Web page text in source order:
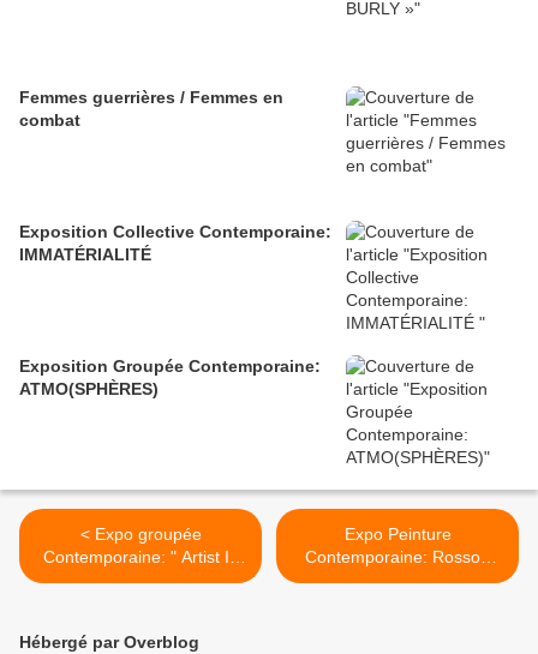
Femmes guerrières / Femmes en
combat
Exposition Collective Contemporaine:
IMMATÉRIALITÉ
Exposition Groupée Contemporaine:
ATMO(SPHÈRES)
< Expo groupée
Contemporaine: " Artist In
Society "
Expo Peinture
Contemporaine: Rosson
Crow
Hébergé par Overblog